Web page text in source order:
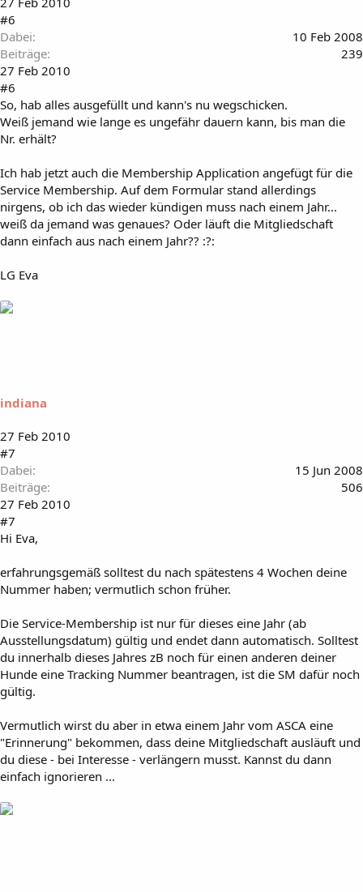
#6
Dabei
10 Feb 2008
Beiträge
239
27 Feb 2010
#6
So, hab alles ausgefüllt und kann's nu wegschicken.
Weiß jemand wie lange es ungefähr dauern kann, bis man die
Nr. erhält?
Ich hab jetzt auch die Membership Application angefügt für die
Service Membership. Auf dem Formular stand allerdings
nirgens, ob ich das wieder kündigen muss nach einem Jahr...
weiß da jemand was genaues? Oder läuft die Mitgliedschaft
dann einfach aus nach einem Jahr?? :?:
LG Eva
indiana
27 Feb 2010
#7
Dabei
15 Jun 2008
Beiträge
506
27 Feb 2010
#7
Hi Eva,
erfahrungsgemäß solltest du nach spätestens 4 Wochen deine
Nummer haben; vermutlich schon früher.
Die Service-Membership ist nur für dieses eine Jahr (ab
Ausstellungsdatum) gültig und endet dann automatisch. Solltest
du innerhalb dieses Jahres zB noch für einen anderen deiner
Hunde eine Tracking Nummer beantragen, ist die SM dafür noch
gültig.
Vermutlich wirst du aber in etwa einem Jahr vom ASCA eine
"Erinnerung" bekommen, dass deine Mitgliedschaft ausläuft und
du diese - bei Interesse - verlängern musst. Kannst du dann
einfach ignorieren ...